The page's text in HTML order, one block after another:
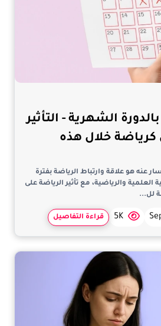
الشهرية - التأثير
كرياضة خلال هذه
عنه هو علاقة وارتباط الرياضة بفترة
العلمية والرياضية، مع تأثير الرياضة على
لل...
5K قراءة التفاصيل